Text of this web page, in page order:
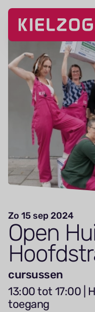
Navigatie
overslaan
Zo 15 sep 2024
Open
cursussen
13:00 tot 17:00 |
toegang